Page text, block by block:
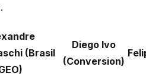
(Brasil
Diego Ivo
(Conversion)